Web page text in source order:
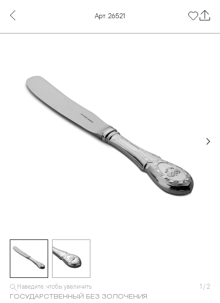
Арт. 26521
Наведите, чтобы увеличить 1 / 2
ГОСУДАРСТВЕННЫЙ БЕЗ ЗОЛОЧЕНИЯ